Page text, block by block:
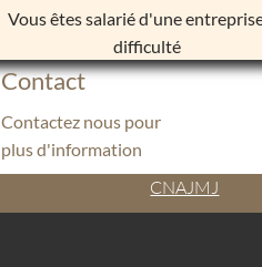
Vous êtes salarié d'une
difficulté
Contact
Contactez nous pour
plus d'information
CNAJMJ